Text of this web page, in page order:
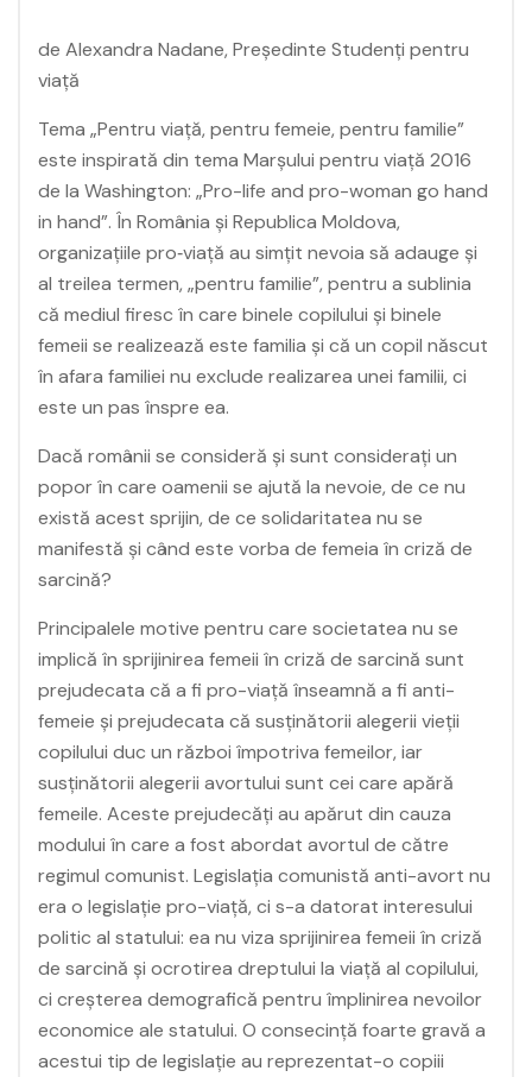
de Alexandra Nadane, Președinte Studenţi pentru
viaţă
Tema „Pentru viață, pentru femeie, pentru familie”
este inspirată din tema Marșului pentru viață 2016
de la Washington: „Pro-life and pro-woman go hand
in hand”. În România și Republica Moldova,
organizațiile pro‑viață au simțit nevoia să adauge și
al treilea termen, „pentru familie”, pentru a sublinia
că mediul firesc în care binele copilului și binele
femeii se realizează este familia și că un copil născut
în afara familiei nu exclude realizarea unei familii, ci
este un pas înspre ea.
Dacă românii se consideră și sunt considerați un
popor în care oamenii se ajută la nevoie, de ce nu
există acest sprijin, de ce solidaritatea nu se
manifestă și când este vorba de femeia în criză de
sarcină?
Principalele motive pentru care societatea nu se
implică în sprijinirea femeii în criză de sarcină sunt
prejudecata că a fi pro-viață înseamnă a fi anti-
femeie și prejudecata că susținătorii alegerii vieții
copilului duc un război împotriva femeilor, iar
susținătorii alegerii avortului sunt cei care apără
femeile. Aceste prejudecăți au apărut din cauza
modului în care a fost abordat avortul de către
regimul comunist. Legislația comunistă anti-avort nu
era o legislație pro-viață, ci s-a datorat interesului
politic al statului: ea nu viza sprijinirea femeii în criză
de sarcină și ocrotirea dreptului la viață al copilului,
ci creșterea demografică pentru împlinirea nevoilor
economice ale statului. O consecință foarte gravă a
acestui tip de legislație au reprezentat-o copiii